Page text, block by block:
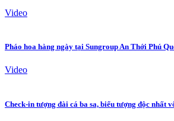
Video
Pháo hoa hàng ngày tại Sungroup An Thới Phú
Video
Check-in tượng đài cá ba sa, biểu tượng độc nhất